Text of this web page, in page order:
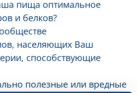
пища оптимальное
и белков?
населяющих Ваш
способствующие
полезные или вредные